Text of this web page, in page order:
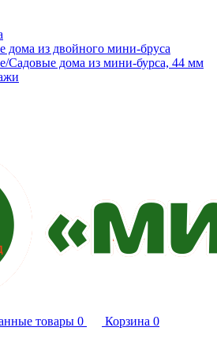
дома из двойного мини-бруса
Садовые дома из мини-бурса, 44 мм
товары 0 Корзина 0